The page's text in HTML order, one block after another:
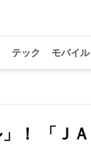
テック モバイル
！ 「Ｊ